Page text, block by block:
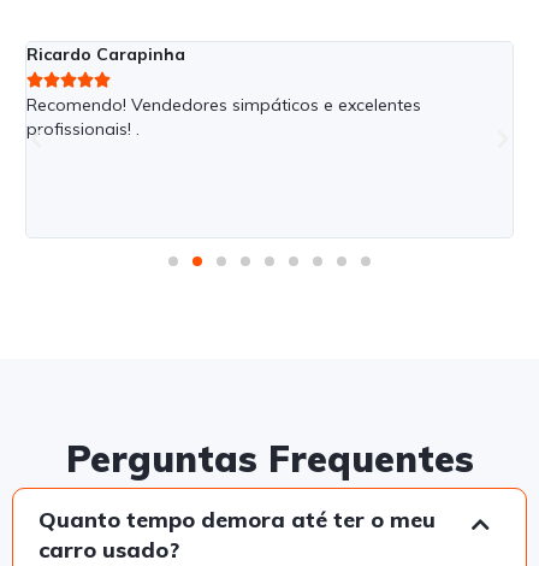
Ricardo Carapinha

Recomendo! Vendedores simpáticos e excelentes
profissionais! .
Perguntas Frequentes
Quanto tempo demora até ter o meu
carro usado?